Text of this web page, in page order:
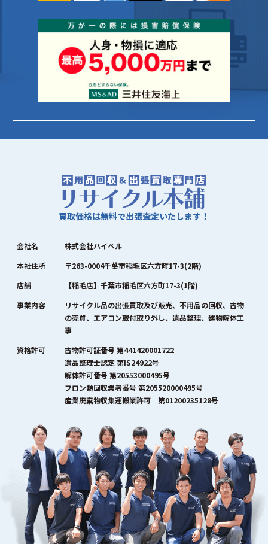
買取価格は無料で出張査定いたします！
会社名
株式会社ハイペル
本社住所
〒263-0004千葉市稲毛区六方町17-3(2階)
店舗
【稲毛店】千葉市稲毛区六方町17-3(1階)
事業内容
リサイクル品の出張買取及び販売、不用品の回収、古物
の売買、エアコン取付取り外し、遺品整理、建物解体工
事
資格許可
古物許可証番号 第441420001722
遺品整理士認定 第IS24922号
解体許可番号 第20553000495号
フロン類回収業者番号 第205520000495号
産業廃棄物収集運搬業許可 第01200235128号